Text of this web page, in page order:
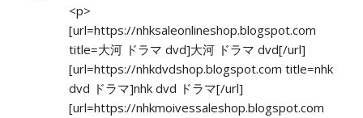
<p>
[url=https://nhksaleonlineshop.blogspot.com
title=大河 ドラマ dvd]大河 ドラマ dvd[/url]
[url=https://nhkdvdshop.blogspot.com title=nhk
dvd ドラマ]nhk dvd ドラマ[/url]
[url=https://nhkmoivessaleshop.blogspot.com